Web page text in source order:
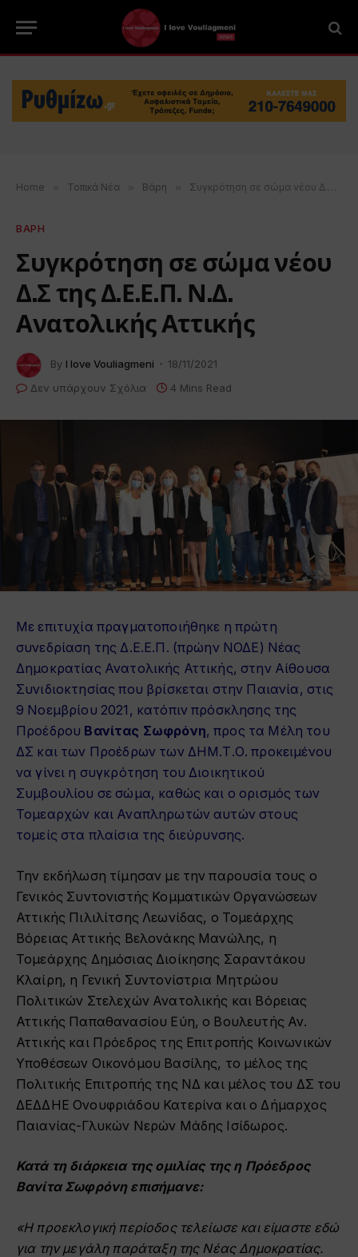
Home » Τοπικά Νέα » Βάρη » Συγκρότηση σε σώμα νέου Δ.Σ της Δ.Ε.Ε.Π. Ν.Δ. Ανατολικής Αττικής
ΒΑΡΗ
Συγκρότηση σε σώμα νέου
Δ.Σ της Δ.Ε.Ε.Π. Ν.Δ.
Ανατολικής Αττικής
By I love Vouliagmeni
18/11/2021
Δεν υπάρχουν Σχόλια
4 Mins Read
Με επιτυχία πραγματοποιήθηκε η πρώτη
συνεδρίαση της Δ.Ε.Ε.Π. (πρώην ΝΟΔΕ) Νέας
Δημοκρατίας Ανατολικής Αττικής, στην Αίθουσα
Συνιδιοκτησίας που βρίσκεται στην Παιανία, στις
9 Νοεμβρίου 2021, κατόπιν πρόσκλησης της
Προέδρου Βανίτας Σωφρόνη, προς τα Μέλη του
ΔΣ και των Προέδρων των ΔΗΜ.Τ.Ο. προκειμένου
να γίνει η συγκρότηση του Διοικητικού
Συμβουλίου σε σώμα, καθώς και ο ορισμός των
Τομεαρχών και Αναπληρωτών αυτών στους
τομείς στα πλαίσια της διεύρυνσης.
Την εκδήλωση τίμησαν με την παρουσία τους ο
Γενικός Συντονιστής Κομματικών Οργανώσεων
Αττικής Πιλιλίτσης Λεωνίδας, ο Τομεάρχης
Βόρειας Αττικής Βελονάκης Μανώλης, η
Τομεάρχης Δημόσιας Διοίκησης Σαραντάκου
Κλαίρη, η Γενική Συντονίστρια Μητρώου
Πολιτικών Στελεχών Ανατολικής και Βόρειας
Αττικής Παπαθανασίου Εύη, ο Βουλευτής Αν.
Αττικής και Πρόεδρος της Επιτροπής Κοινωνικών
Υποθέσεων Οικονόμου Βασίλης, το μέλος της
Πολιτικής Επιτροπής της ΝΔ και μέλος του ΔΣ του
ΔΕΔΔΗΕ Ονουφριάδου Κατερίνα και ο Δήμαρχος
Παιανίας-Γλυκών Νερών Μάδης Ισίδωρος.
Κατά τη διάρκεια της ομιλίας της η Πρόεδρος
Βανίτα Σωφρόνη επισήμανε:
«Η προεκλογική περίοδος τελείωσε και είμαστε εδώ
για την μεγάλη παράταξη της Νέας Δημοκρατίας.